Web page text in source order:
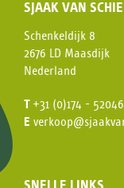
SJAAK VAN
Schenkeldijk 8
2676 LD Maasdijk
Nederland
T +31 (0)174 -
E